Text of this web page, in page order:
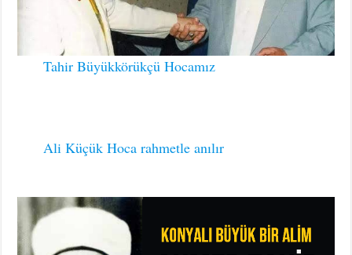
Tahir Büyükkörükçü Hocamız
Ali Küçük Hoca rahmetle anılır